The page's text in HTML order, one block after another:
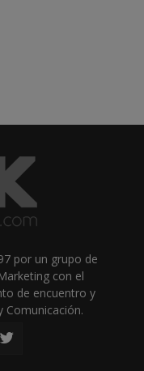
por un grupo de
con el
de encuentro y
Comunicación.